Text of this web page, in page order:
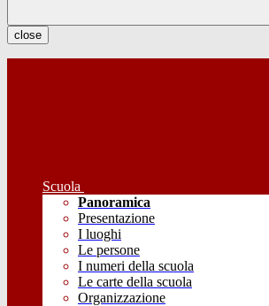
close
Scuola
Panoramica
Presentazione
I luoghi
Le persone
I numeri della scuola
Le carte della scuola
Organizzazione